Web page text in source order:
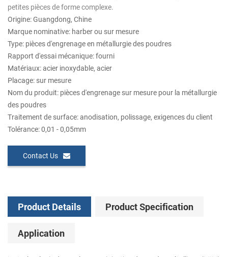
petites pièces de forme complexe.
Origine: Guangdong, Chine
Marque nominative: harber ou sur mesure
Type: pièces d'engrenage en métallurgie des poudres
Rapport d'essai mécanique: fourni
Matériaux: acier inoxydable, acier
Placage: sur mesure
Nom du produit: pièces d'engrenage sur mesure pour la métallurgie
des poudres
Traitement de surface: anodisation, polissage, exigences du client
Tolérance: 0,01 - 0,05mm
Contact Us
Product Details Product Specification
Application